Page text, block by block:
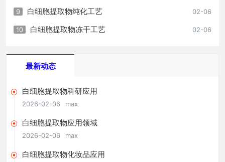
02-06
9 白细胞提取物纯化工艺
02-06
10 白细胞提取物冻干工艺
最新动态
白细胞提取物科研应用
2026-02-06 max
白细胞提取物应用领域
2026-02-06 max
白细胞提取物化妆品应用